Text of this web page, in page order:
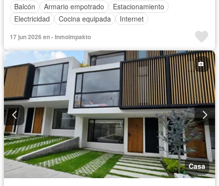
Balcón
Armario empotrado
Estacionamiento
Electricidad
Cocina equipada Internet
17 jun 2026 en - Inmoimpakto
Casa